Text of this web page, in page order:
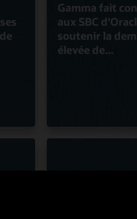
Gamma fait
aux SBC
soutenir la
élevée de...